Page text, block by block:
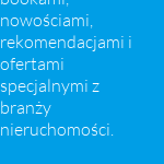
nowościami,
rekomendacjami i
ofertami
specjalnymi z
branży
nieruchomości.